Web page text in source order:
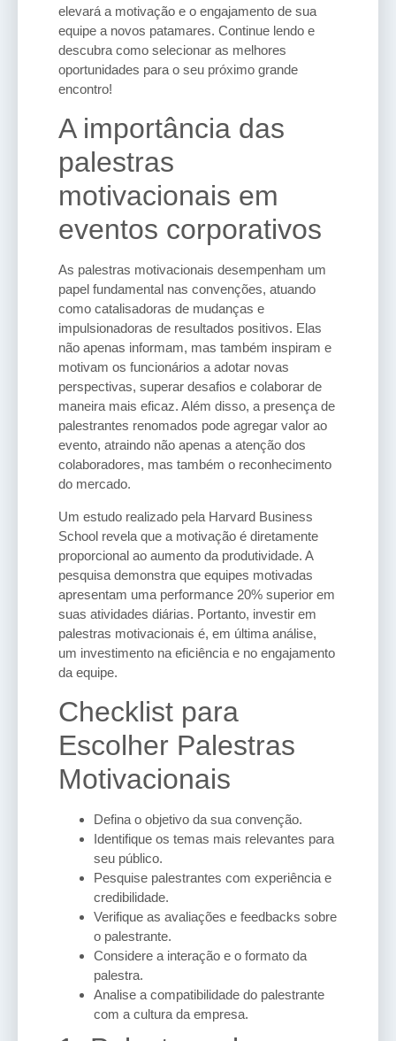
elevará a motivação e o engajamento de sua
equipe a novos patamares. Continue lendo e
descubra como selecionar as melhores
oportunidades para o seu próximo grande
encontro!
A importância das
palestras
motivacionais em
eventos corporativos
As palestras motivacionais desempenham um
papel fundamental nas convenções, atuando
como catalisadoras de mudanças e
impulsionadoras de resultados positivos. Elas
não apenas informam, mas também inspiram e
motivam os funcionários a adotar novas
perspectivas, superar desafios e colaborar de
maneira mais eficaz. Além disso, a presença de
palestrantes renomados pode agregar valor ao
evento, atraindo não apenas a atenção dos
colaboradores, mas também o reconhecimento
do mercado.
Um estudo realizado pela Harvard Business
School revela que a motivação é diretamente
proporcional ao aumento da produtividade. A
pesquisa demonstra que equipes motivadas
apresentam uma performance 20% superior em
suas atividades diárias. Portanto, investir em
palestras motivacionais é, em última análise,
um investimento na eficiência e no engajamento
da equipe.
Checklist para
Escolher Palestras
Motivacionais
Defina o objetivo da sua convenção.
Identifique os temas mais relevantes para
seu público.
Pesquise palestrantes com experiência e
credibilidade.
Verifique as avaliações e feedbacks sobre
o palestrante.
Considere a interação e o formato da
palestra.
Analise a compatibilidade do palestrante
com a cultura da empresa.